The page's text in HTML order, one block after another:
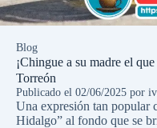
Blog
¡Chingue a su madre el
Torreón
Publicado el 02/06/2025 por
Una expresión tan popular
Hidalgo” al fondo que se